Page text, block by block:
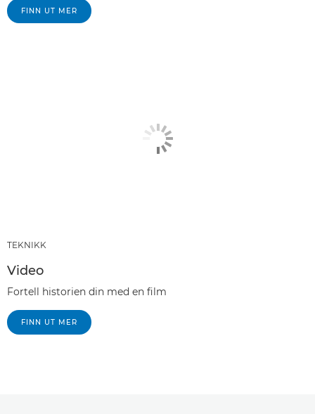
FINN UT MER
TEKNIKK
Video
Fortell historien din med en film
FINN UT MER